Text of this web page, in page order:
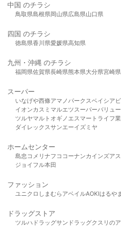
中国 のチラシ
鳥取県島根県岡山県広島県山口県
四国 のチラシ
徳島県香川県愛媛県高知県
九州・沖縄 のチラシ
福岡県佐賀県長崎県熊本県大分県宮崎県
スーパー
いなげや西條アマノパークスベイシア
イオンカスミ マルエツスーパーバリュー
ツルヤマルト オギノ エスマート ライフ
ダイレックスサンエーイズミヤ
ホームセンター
島忠 コメリ ナフコ コーナンカインズア
ジョイフル本田
ファッション
ユニクロ しまむら アベイルAOKIはるやま
ドラッグストア
ツルハドラッグサンドラッグクスリの